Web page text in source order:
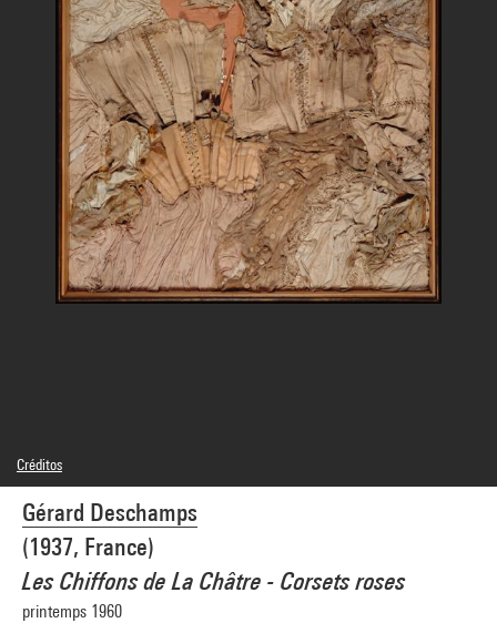
Gérard Deschamps
(1937, France)
Les Chiffons de La Châtre - Corsets roses
printemps 1960
Créditos
© Adagp, Paris
Créditos fotográficos : Centre Pompidou, MNAM-CCI/Jacques Faujour/Dist.
GrandPalaisRmn
Referencia de la imagen : 4R15721 [1995 CX 0524]